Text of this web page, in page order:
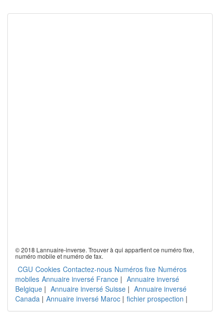
© 2018 Lannuaire-inverse. Trouver à qui appartient ce numéro fixe,
numéro mobile et numéro de fax.
CGU Cookies Contactez-nous Numéros fixe Numéros
mobiles Annuaire inversé France | Annuaire inversé
Belgique | Annuaire inversé Suisse | Annuaire inversé
Canada | Annuaire inversé Maroc | fichier prospection |